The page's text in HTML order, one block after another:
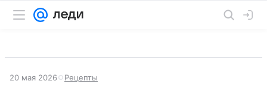
20 мая 2026 Рецепты